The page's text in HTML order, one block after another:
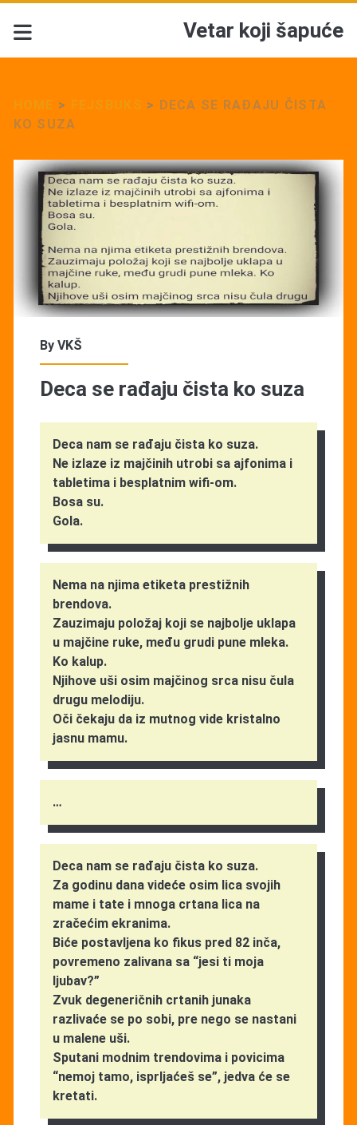
Vetar koji šapuće
> > DECA SE RAĐAJU ČISTA
KO SUZA
By VKŠ
Deca se rađaju čista ko suza
Deca nam se rađaju čista ko suza.
Ne izlaze iz majčinih utrobi sa ajfonima i
tabletima i besplatnim wifi-om.
Bosa su.
Gola.
Nema na njima etiketa prestižnih
brendova.
Zauzimaju položaj koji se najbolje uklapa
u majčine ruke, među grudi pune mleka.
Ko kalup.
Njihove uši osim majčinog srca nisu čula
drugu melodiju.
Oči čekaju da iz mutnog vide kristalno
jasnu mamu.
…
Deca nam se rađaju čista ko suza.
Za godinu dana videće osim lica svojih
mame i tate i mnoga crtana lica na
zračećim ekranima.
Biće postavljena ko fikus pred 82 inča,
povremeno zalivana sa “jesi ti moja
ljubav?”
Zvuk degeneričnih crtanih junaka
razlivaće se po sobi, pre nego se nastani
u malene uši.
Sputani modnim trendovima i povicima
“nemoj tamo, isprljaćeš se”, jedva će se
kretati.